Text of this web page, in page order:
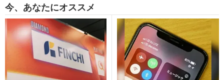
今、あなたにオススメ